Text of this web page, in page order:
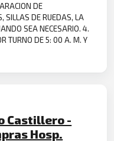
DE
SILLAS DE RUEDAS, LA
SEA NECESARIO. 4.
TURNO DE 5: 00 A. M. Y
Castillero -
Hosp.